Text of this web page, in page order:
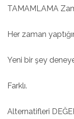
TAMAMLAMA
Her zaman
Yeni bir şey
Farklı.
Alternatifleri